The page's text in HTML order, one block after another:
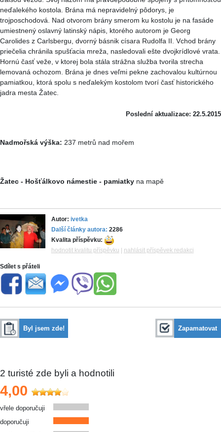
neďalekého kostola. Brána má nepravidelný pôdorys, je
trojposchodová. Nad otvorom brány smerom ku kostolu je na fasáde
umiestnený oslavný latinský nápis, ktorého autorom je Georg
Carolides z Carlsbergu, dvorný básnik císara Rudolfa II. Vchod brány
priečelia chránila spušťacia mreža, nasledovali ešte dvojkrídlové vrata.
Hornú časť veže, v ktorej bola stála strážna služba tvorila strecha
lemovaná ochozom. Brána je dnes veľmi pekne zachovalou kultúrnou
pamiatkou, ktorá spolu s neďalekým kostolom tvorí časť historického
jadra mesta Žatec.
Poslední aktualizace: 22.5.2015
Nadmořská výška: 237 metrů nad mořem
Žatec - Hošťálkovo námestie - pamiatky na mapě
Autor: ivetka
Další články autora: 2286
Kvalita příspěvku:
hodnotit kvalitu příspěvku
nahlásit příspěvek redakci
Sdílet s přáteli
Byl jsem zde! Zapamatovat
2 turisté zde byli a hodnotili
4,00
vřele doporučuji
doporučuji